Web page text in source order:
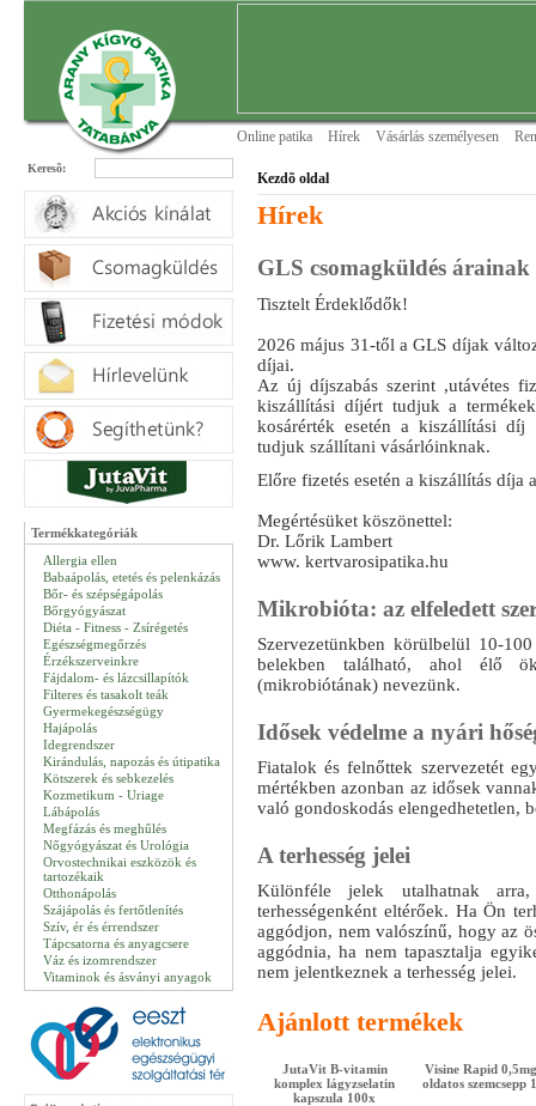
Online patika Hírek Vásárlás személyesen
Keresõ:
Termékkategóriák
Allergia ellen
Babaápolás, etetés és pelenkázás
Bőr- és szépségápolás
Bőrgyógyászat
Diéta - Fitness - Zsírégetés
Egészségmegőrzés
Érzékszerveinkre
Fájdalom- és lázcsillapítók
Filteres és tasakolt teák
Gyermekegészségügy
Hajápolás
Idegrendszer
Kirándulás, napozás és útipatika
Kötszerek és sebkezelés
Kozmetikum - Uriage
Lábápolás
Megfázás és meghűlés
Nőgyógyászat és Urológia
Orvostechnikai eszközök és
tartozékaik
Otthonápolás
Szájápolás és fertőtlenítés
Szív, ér és érrendszer
Tápcsatorna és anyagcsere
Váz és izomrendszer
Vitaminok és ásványi anyagok
Kezdõ oldal
Hírek
GLS csomagküldés árainak
Tisztelt Érdeklődők!
2026 május 31-től a GLS díjak
díjai.
Az új díjszabás szerint ,utávétes
kiszállítási díjért tudjuk a
kosárérték esetén a kiszállítási
tudjuk szállítani vásárlóinknak.
Előre fizetés esetén a kiszállítás díja
Megértésüket köszönettel:
Dr. Lőrik Lambert
www. kertvarosipatika.hu
Mikrobióta: az elfeledett
Szervezetünkben körülbelül 10-
belekben található, ahol élő
(mikrobiótának) nevezünk.
Idősek védelme a nyári
Fiatalok és felnőttek szervezetét
mértékben azonban az idősek
való gondoskodás elengedhetetlen,
A terhesség jelei
Különféle jelek utalhatnak
terhességenként eltérőek. Ha Ön
aggódjon, nem valószínű, hogy az
aggódnia, ha nem tapasztalja
nem jelentkeznek a terhesség jelei.
Ajánlott termékek
JutaVit B-vitamin
komplex lágyzselatin
kapszula 100x
Visine Rapid
oldatos szemcsepp